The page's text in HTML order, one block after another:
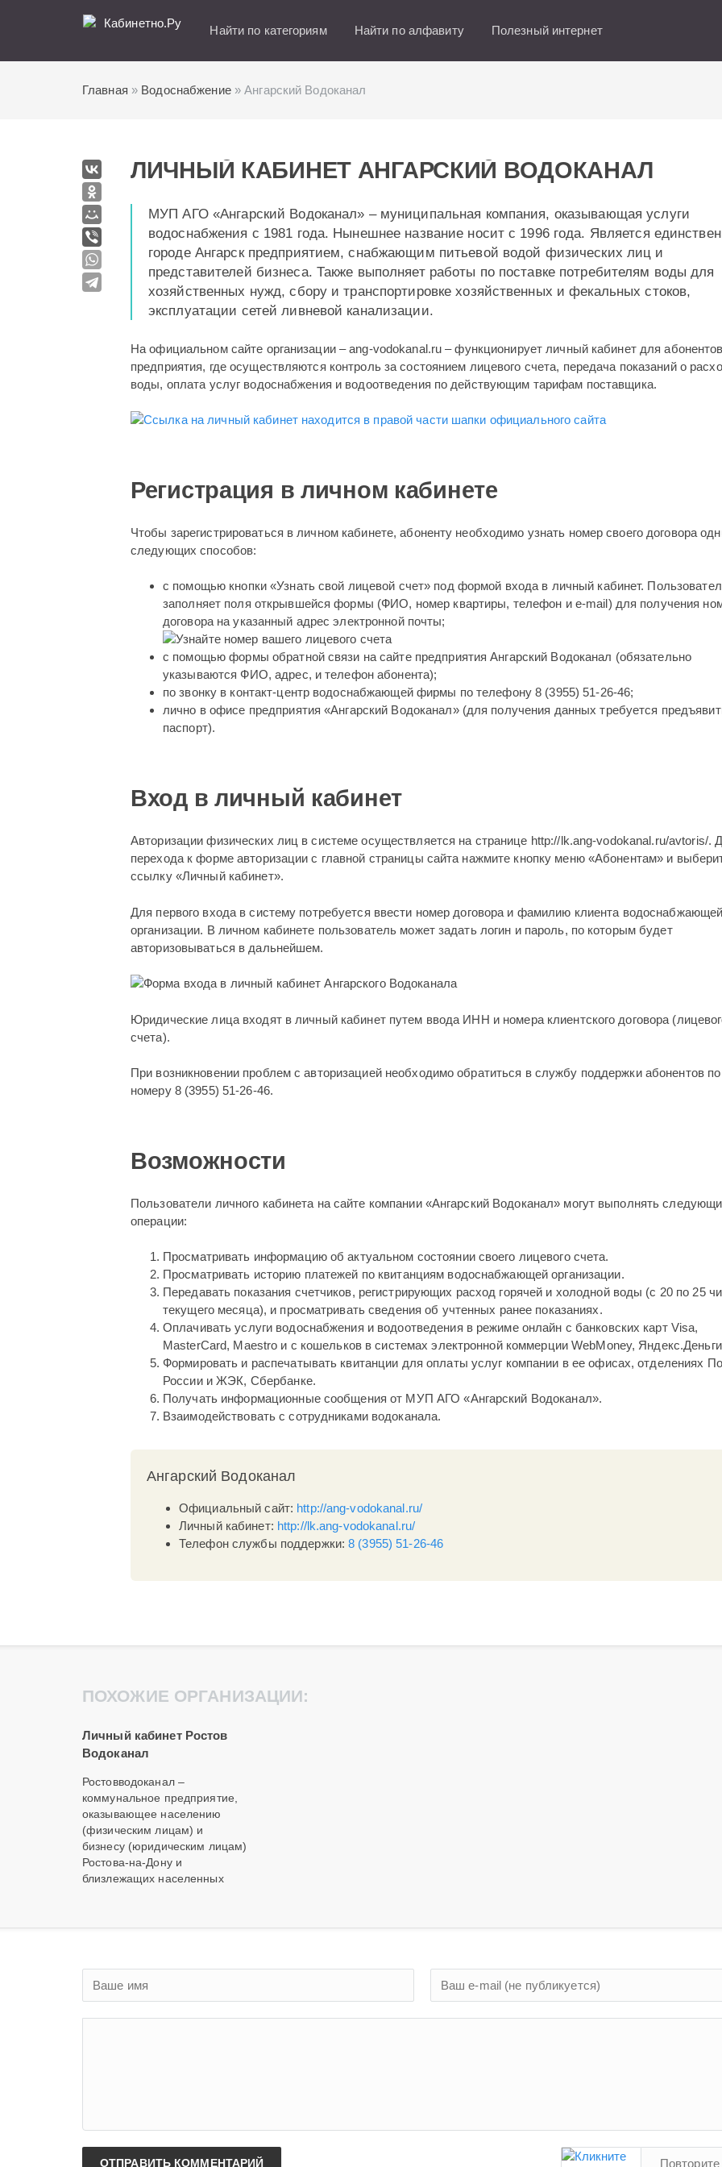
Кабинетно.Ру
Найти по категориям Найти по алфавиту Полезный интернет
Главная » Водоснабжение» Ангарский Водоканал
ЛИЧНЫЙ КАБИНЕТ АНГАРСКИЙ ВОДОКАНАЛ
МУП АГО «Ангарский Водоканал» – муниципальная компания, оказывающая услуги
водоснабжения с 1981 года. Нынешнее название носит с 1996 года. Является
городе Ангарск предприятием, снабжающим питьевой водой физических лиц и
представителей бизнеса. Также выполняет работы по поставке потребителям воды для
хозяйственных нужд, сбору и транспортировке хозяйственных и фекальных стоков,
эксплуатации сетей ливневой канализации.
На официальном сайте организации – ang-vodokanal.ru – функционирует личный кабинет для абонентов
предприятия, где осуществляются контроль за состоянием лицевого счета, передача показаний о
воды, оплата услуг водоснабжения и водоотведения по действующим тарифам поставщика.
Регистрация в личном кабинете
Чтобы зарегистрироваться в личном кабинете, абоненту необходимо узнать номер своего договора
следующих способов:
с помощью кнопки «Узнать свой лицевой счет» под формой входа в личный кабинет.
заполняет поля открывшейся формы (ФИО, номер квартиры, телефон и e-mail) для получения
договора на указанный адрес электронной почты;
с помощью формы обратной связи на сайте предприятия Ангарский Водоканал (обязательно
указываются ФИО, адрес, и телефон абонента);
по звонку в контакт-центр водоснабжающей фирмы по телефону 8 (3955) 51-26-46;
лично в офисе предприятия «Ангарский Водоканал» (для получения данных требуется
паспорт).
Вход в личный кабинет
Авторизации физических лиц в системе осуществляется на странице http://lk.ang-vodokanal.ru/avtoris/.
перехода к форме авторизации с главной страницы сайта нажмите кнопку меню «Абонентам» и
ссылку «Личный кабинет».
Для первого входа в систему потребуется ввести номер договора и фамилию клиента водоснабжающей
организации. В личном кабинете пользователь может задать логин и пароль, по которым будет
авторизовываться в дальнейшем.
Юридические лица входят в личный кабинет путем ввода ИНН и номера клиентского договора
счета).
При возникновении проблем с авторизацией необходимо обратиться в службу поддержки абонентов по
номеру 8 (3955) 51-26-46.
Возможности
Пользователи личного кабинета на сайте компании «Ангарский Водоканал» могут выполнять
операции:
Просматривать информацию об актуальном состоянии своего лицевого счета.
Просматривать историю платежей по квитанциям водоснабжающей организации.
Передавать показания счетчиков, регистрирующих расход горячей и холодной воды (с 20 по 25
текущего месяца), и просматривать сведения об учтенных ранее показаниях.
Оплачивать услуги водоснабжения и водоотведения в режиме онлайн с банковских карт Visa,
MasterCard, Maestro и с кошельков в системах электронной коммерции WebMoney,
Формировать и распечатывать квитанции для оплаты услуг компании в ее офисах, отделениях
России и ЖЭК, Сбербанке.
Получать информационные сообщения от МУП АГО «Ангарский Водоканал».
Взаимодействовать с сотрудниками водоканала.
Ангарский Водоканал
Официальный сайт: http://ang-vodokanal.ru/
Личный кабинет: http://lk.ang-vodokanal.ru/
Телефон службы поддержки:8 (3955) 51-26-46
ПОХОЖИЕ ОРГАНИЗАЦИИ:
Личный кабинет Ростов
Водоканал
Ростовводоканал ­–
коммунальное предприятие,
оказывающее населению
(физическим лицам) и
бизнесу (юридическим лицам)
Ростова-на-Дону и
близлежащих населенных
ОТПРАВИТЬ КОММЕНТАРИЙ